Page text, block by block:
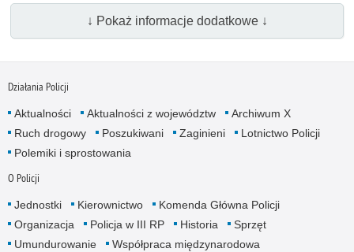
↓ Pokaż informacje dodatkowe ↓
Działania Policji
Aktualności Aktualności z województw
Archiwum X
Ruch drogowy
Poszukiwani Zaginieni
Lotnictwo Policji
Polemiki i sprostowania
O Policji
Jednostki Kierownictwo
Komenda Główna Policji
Organizacja
Policja w III RP Historia
Sprzęt
Umundurowanie
Współpraca międzynarodowa